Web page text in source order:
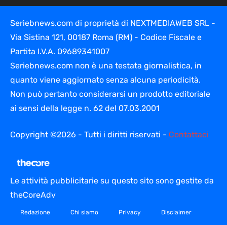
Seriebnews.com di proprietà di NEXTMEDIAWEB SRL -
Via Sistina 121, 00187 Roma (RM) - Codice Fiscale e
Partita I.V.A. 09689341007
Seriebnews.com non è una testata giornalistica, in
quanto viene aggiornato senza alcuna periodicità.
Non può pertanto considerarsi un prodotto editoriale
ai sensi della legge n. 62 del 07.03.2001
Copyright ©2026 - Tutti i diritti riservati - Contattaci
Le attività pubblicitarie su questo sito sono gestite da
theCoreAdv
Redazione Chi siamo Privacy Disclaimer